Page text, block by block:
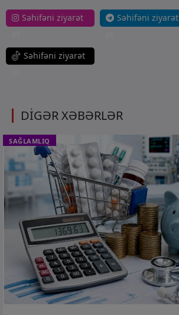
Səhifəni ziyarət
Səhifəni ziyarət
Səhifəni ziyarət
DİGƏR XƏBƏRLƏR
SAĞLAMLIQ